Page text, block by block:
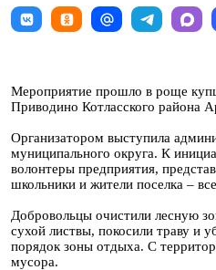
Мероприятие прошло в роще
Приводино Котласского района
Организатором выступила
муниципального округа. К
волонтеры предприятия,
школьники и жители поселка –
Добровольцы очистили лесную
сухой листвы, покосили траву и
порядок зоны отдыха. С
мусора.